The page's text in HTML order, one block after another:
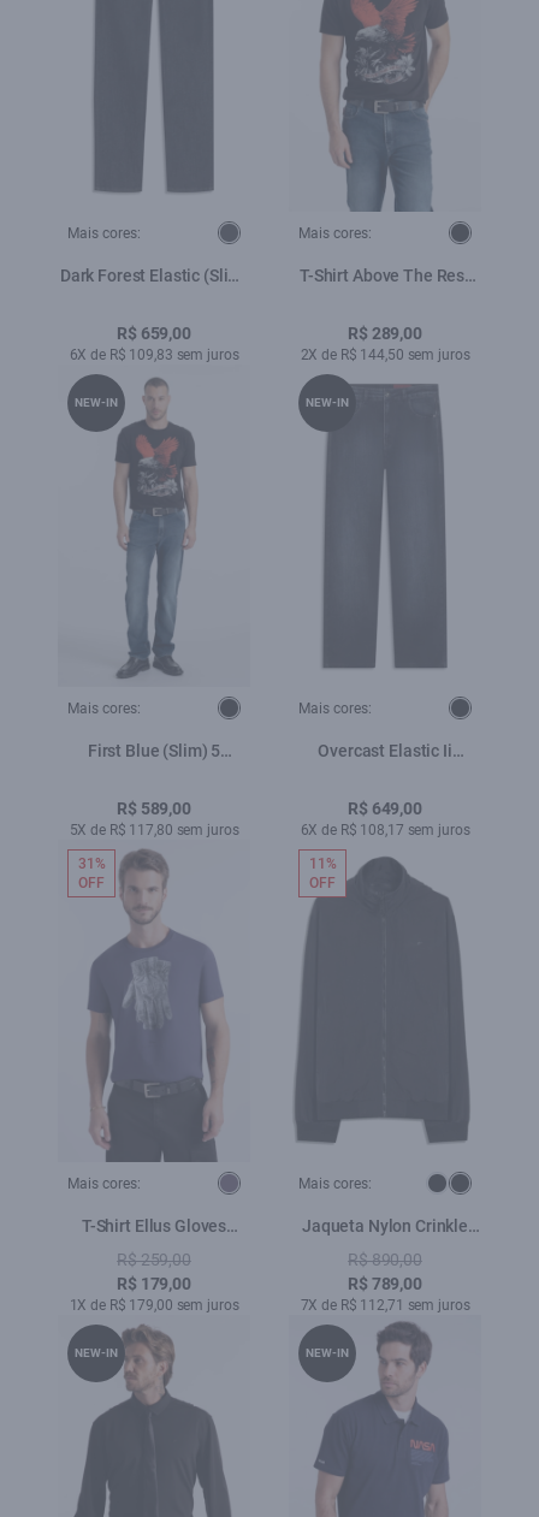
Mais cores:
Dark Forest Elastic (Slim)
R$ 659,00
6X de R$ 109,83 sem juros
Mais cores:
T-Shirt Above The Rest
R$ 289,00
2X de R$ 144,50 sem juros
Mais cores:
First Blue (Slim) 5
Used
R$ 589,00
5X de R$ 117,80 sem juros
NEW-IN
Mais cores:
Overcast Elastic Ii
Lav.Escuro C/ Used
R$ 649,00
6X de R$ 108,17 sem juros
NEW-IN
Mais cores:
T-Shirt Ellus Gloves
Classic Purple Blue
R$ 259,00
R$ 179,00
1X de R$ 179,00 sem juros
31%
OFF
Mais cores:
Jaqueta Nylon Crinkle
Bomber Hidden Hood
Preto
R$ 890,00
R$ 789,00
7X de R$ 112,71 sem juros
11%
OFF
NEW-IN NEW-IN